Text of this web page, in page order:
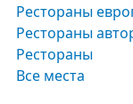
Рестораны
Рестораны
Рестораны
Все места